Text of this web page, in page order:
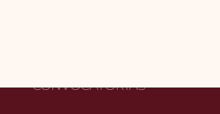
CONVOCATORIAS